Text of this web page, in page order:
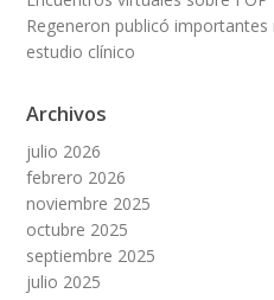
Regeneron publicó
estudio clínico
Archivos
julio 2026
febrero 2026
noviembre 2025
octubre 2025
septiembre 2025
julio 2025